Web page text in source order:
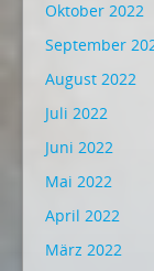
Oktober 2022
September
August 2022
Juli 2022
Juni 2022
Mai 2022
April 2022
März 2022